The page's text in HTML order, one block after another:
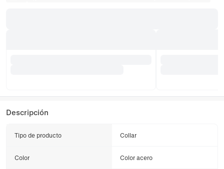
Descripción
Tipo de producto Collar
Color Color acero